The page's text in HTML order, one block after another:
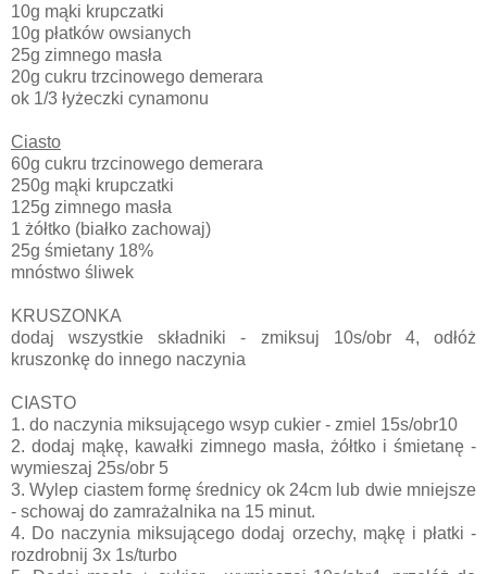
10g mąki krupczatki
10g płatków owsianych
25g zimnego masła
20g cukru trzcinowego demerara
ok 1/3 łyżeczki cynamonu
Ciasto
60g cukru trzcinowego demerara
250g mąki krupczatki
125g zimnego masła
1 żółtko (białko zachowaj)
25g śmietany 18%
mnóstwo śliwek
KRUSZONKA
dodaj wszystkie składniki - zmiksuj 10s/obr 4, odłóż
kruszonkę do innego naczynia
CIASTO
1. do naczynia miksującego wsyp cukier - zmiel 15s/obr10
2. dodaj mąkę, kawałki zimnego masła, żółtko i śmietanę -
wymieszaj 25s/obr 5
3. Wylep ciastem formę średnicy ok 24cm lub dwie mniejsze
- schowaj do zamrażalnika na 15 minut.
4. Do naczynia miksującego dodaj orzechy, mąkę i płatki -
rozdrobnij 3x 1s/turbo